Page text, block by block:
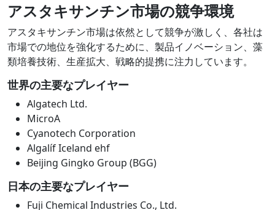
アスタキサンチン市場の競争環境
アスタキサンチン市場は依然として競争が激しく、各社は
市場での地位を強化するために、製品イノベーション、藻
類培養技術、生産拡大、戦略的提携に注力しています。
世界の主要なプレイヤー
Algatech Ltd.
MicroA
Cyanotech Corporation
Algalíf Iceland ehf
Beijing Gingko Group (BGG)
日本の主要なプレイヤー
Fuji Chemical Industries Co., Ltd.